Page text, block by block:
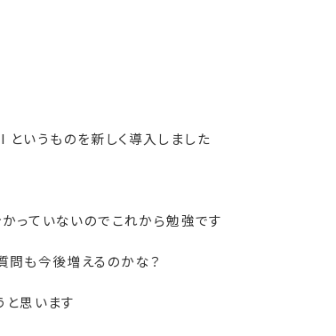
というものを新しく導入しました
っていないのでこれから勉強です
問も今後増えるのかな？
と思います